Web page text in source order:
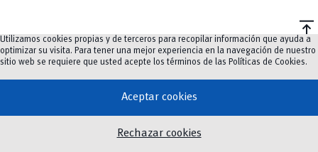
vertical_align_top
©2023-2026UCuenca.
Utilizamos cookies propias y de terceros para recopilar información que ayuda a
optimizar su visita. Para tener una mejor experiencia en la navegación de nuestro
sitio web se requiere que usted acepte los términos de las Políticas de Cookies.
Aceptar cookies
Rechazar cookies